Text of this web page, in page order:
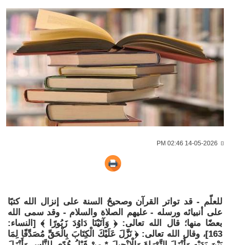
للعلّم - قد تواتر القرآن وصحيحُ السنة على إنزال الله كتبًا
على أنبيائه ورسله - عليهم الصلاة والسلام - وقد سمى الله
بعضًا منها؛ قال الله تعالى: ﴿ وَآتَيْنَا دَاوُدَ زَبُورًا ﴾ [النساء:
163]، وقال الله تعالى: ﴿ نَزَّلَ عَلَيْكَ الْكِتَابَ بِالْحَقِّ مُصَدِّقًا لِمَا